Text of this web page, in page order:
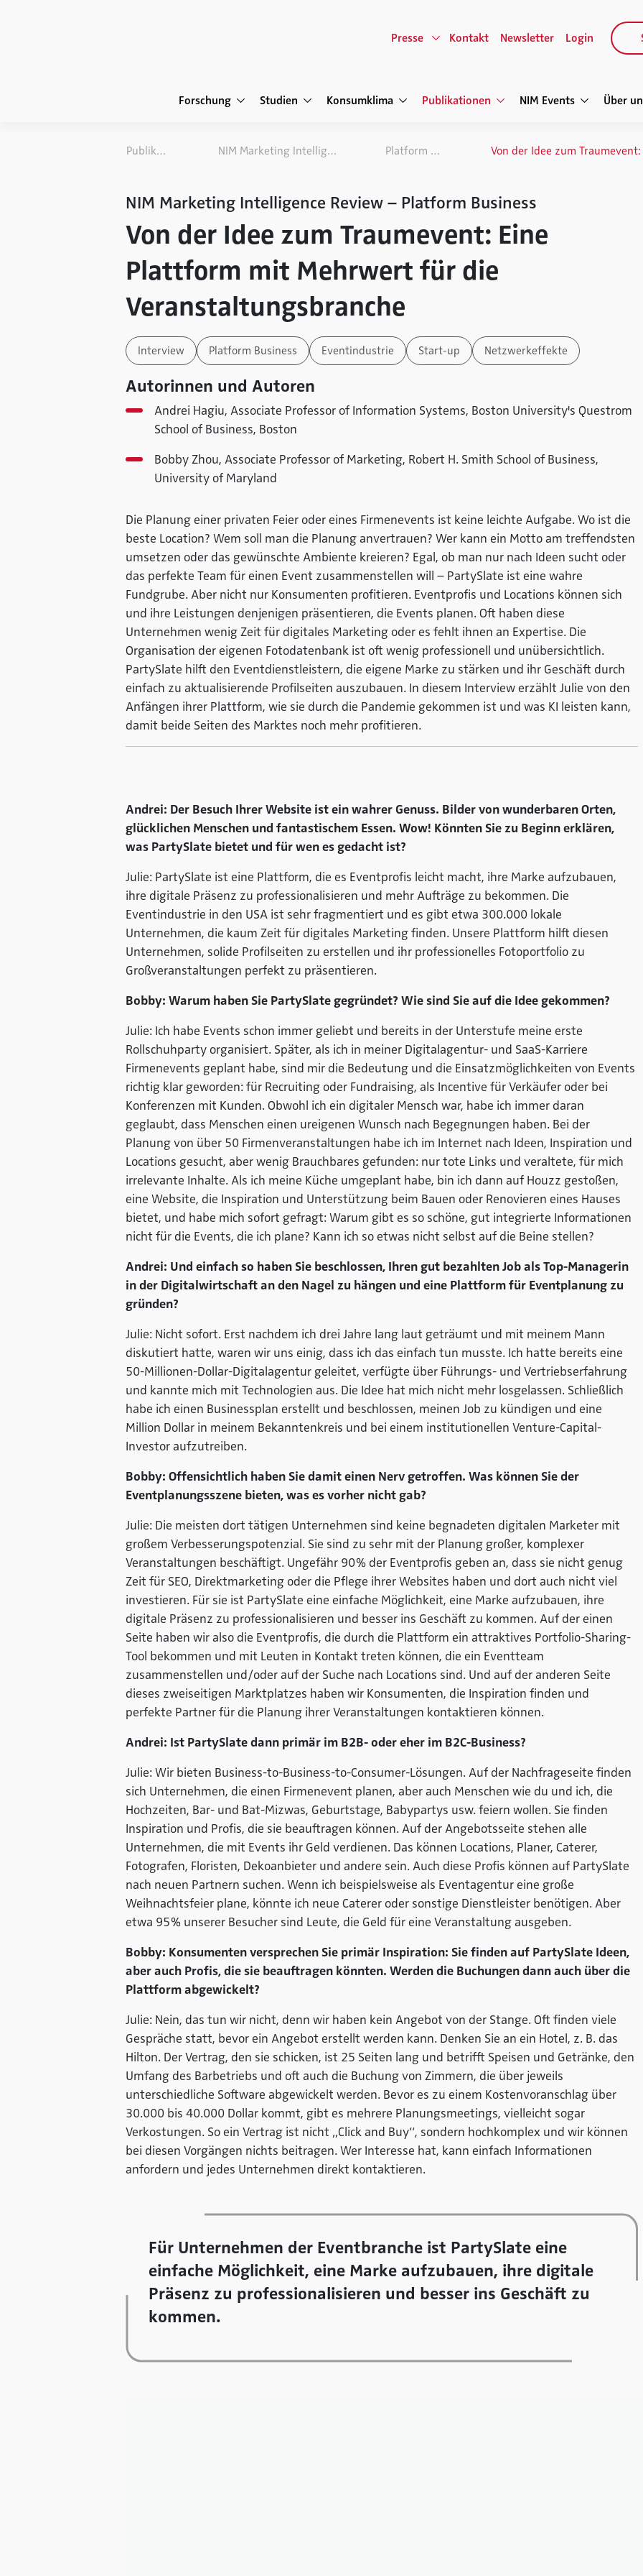
Forschung Studien Konsumklima Publikationen NIM Events Über
Presse Kontakt Newsletter Login
Publikationen NIM Marketing Intelligence Review Platform Business
NIM Marketing Intelligence Review – Platform Business
Von der Idee zum Traumevent: Eine
Plattform mit Mehrwert für die
Veranstaltungsbranche
Interview Platform Business Eventindustrie Start-up Netzwerkeffekte
Autorinnen und Autoren
Andrei Hagiu, Associate Professor of Information Systems, Boston University's Questrom
School of Business, Boston
Bobby Zhou, Associate Professor of Marketing, Robert H. Smith School of Business,
University of Maryland
Die Planung einer privaten Feier oder eines Firmenevents ist keine leichte Aufgabe. Wo ist die
beste Location? Wem soll man die Planung anvertrauen? Wer kann ein Motto am treffendsten
umsetzen oder das gewünschte Ambiente kreieren? Egal, ob man nur nach Ideen sucht oder
das perfekte Team für einen Event zusammenstellen will – PartySlate ist eine wahre
Fundgrube. Aber nicht nur Konsumenten profitieren. Eventprofis und Locations können sich
und ihre Leistungen denjenigen präsentieren, die Events planen. Oft haben diese
Unternehmen wenig Zeit für digitales Marketing oder es fehlt ihnen an Expertise. Die
Organisation der eigenen Fotodatenbank ist oft wenig professionell und unübersichtlich.
PartySlate hilft den Eventdienstleistern, die eigene Marke zu stärken und ihr Geschäft durch
einfach zu aktualisierende Profilseiten auszubauen. In diesem Interview erzählt Julie von den
Anfängen ihrer Plattform, wie sie durch die Pandemie gekommen ist und was KI leisten kann,
damit beide Seiten des Marktes noch mehr profitieren.
Andrei: Der Besuch Ihrer Website ist ein wahrer Genuss. Bilder von wunderbaren Orten,
glücklichen Menschen und fantastischem Essen. Wow! Könnten Sie zu Beginn erklären,
was PartySlate bietet und für wen es gedacht ist?
Julie: PartySlate ist eine Plattform, die es Eventprofis leicht macht, ihre Marke aufzubauen,
ihre digitale Präsenz zu professionalisieren und mehr Aufträge zu bekommen. Die
Eventindustrie in den USA ist sehr fragmentiert und es gibt etwa 300.000 lokale
Unternehmen, die kaum Zeit für digitales Marketing finden. Unsere Plattform hilft diesen
Unternehmen, solide Profilseiten zu erstellen und ihr professionelles Fotoportfolio zu
Großveranstaltungen perfekt zu präsentieren.
Bobby: Warum haben Sie PartySlate gegründet? Wie sind Sie auf die Idee gekommen?
Julie: Ich habe Events schon immer geliebt und bereits in der Unterstufe meine erste
Rollschuhparty organisiert. Später, als ich in meiner Digitalagentur- und SaaS-Karriere
Firmenevents geplant habe, sind mir die Bedeutung und die Einsatzmöglichkeiten von Events
richtig klar geworden: für Recruiting oder Fundraising, als Incentive für Verkäufer oder bei
Konferenzen mit Kunden. Obwohl ich ein digitaler Mensch war, habe ich immer daran
geglaubt, dass Menschen einen ureigenen Wunsch nach Begegnungen haben. Bei der
Planung von über 50 Firmenveranstaltungen habe ich im Internet nach Ideen, Inspiration und
Locations gesucht, aber wenig Brauchbares gefunden: nur tote Links und veraltete, für mich
irrelevante Inhalte. Als ich meine Küche umgeplant habe, bin ich dann auf Houzz gestoßen,
eine Website, die Inspiration und Unterstützung beim Bauen oder Renovieren eines Hauses
bietet, und habe mich sofort gefragt: Warum gibt es so schöne, gut integrierte Informationen
nicht für die Events, die ich plane? Kann ich so etwas nicht selbst auf die Beine stellen?
Andrei: Und einfach so haben Sie beschlossen, Ihren gut bezahlten Job als Top-Managerin
in der Digitalwirtschaft an den Nagel zu hängen und eine Plattform für Eventplanung zu
gründen?
Julie: Nicht sofort. Erst nachdem ich drei Jahre lang laut geträumt und mit meinem Mann
diskutiert hatte, waren wir uns einig, dass ich das einfach tun musste. Ich hatte bereits eine
50-Millionen-Dollar-Digitalagentur geleitet, verfügte über Führungs- und Vertriebserfahrung
und kannte mich mit Technologien aus. Die Idee hat mich nicht mehr losgelassen. Schließlich
habe ich einen Businessplan erstellt und beschlossen, meinen Job zu kündigen und eine
Million Dollar in meinem Bekanntenkreis und bei einem institutionellen Venture-Capital-
Investor aufzutreiben.
Bobby: Offensichtlich haben Sie damit einen Nerv getroffen. Was können Sie der
Eventplanungsszene bieten, was es vorher nicht gab?
Julie: Die meisten dort tätigen Unternehmen sind keine begnadeten digitalen Marketer mit
großem Verbesserungspotenzial. Sie sind zu sehr mit der Planung großer, komplexer
Veranstaltungen beschäftigt. Ungefähr 90 % der Eventprofis geben an, dass sie nicht genug
Zeit für SEO, Direktmarketing oder die Pflege ihrer Websites haben und dort auch nicht viel
investieren. Für sie ist PartySlate eine einfache Möglichkeit, eine Marke aufzubauen, ihre
digitale Präsenz zu professionalisieren und besser ins Geschäft zu kommen. Auf der einen
Seite haben wir also die Eventprofis, die durch die Plattform ein attraktives Portfolio-Sharing-
Tool bekommen und mit Leuten in Kontakt treten können, die ein Eventteam
zusammenstellen und/oder auf der Suche nach Locations sind. Und auf der anderen Seite
dieses zweiseitigen Marktplatzes haben wir Konsumenten, die Inspiration finden und
perfekte Partner für die Planung ihrer Veranstaltungen kontaktieren können.
Andrei: Ist PartySlate dann primär im B2B- oder eher im B2C-Business?
Julie: Wir bieten Business-to-Business-to-Consumer-Lösungen. Auf der Nachfrageseite finden
sich Unternehmen, die einen Firmenevent planen, aber auch Menschen wie du und ich, die
Hochzeiten, Bar- und Bat-Mizwas, Geburtstage, Babypartys usw. feiern wollen. Sie finden
Inspiration und Profis, die sie beauftragen können. Auf der Angebotsseite stehen alle
Unternehmen, die mit Events ihr Geld verdienen. Das können Locations, Planer, Caterer,
Fotografen, Floristen, Dekoanbieter und andere sein. Auch diese Profis können auf PartySlate
nach neuen Partnern suchen. Wenn ich beispielsweise als Eventagentur eine große
Weihnachtsfeier plane, könnte ich neue Caterer oder sonstige Dienstleister benötigen. Aber
etwa 95 % unserer Besucher sind Leute, die Geld für eine Veranstaltung ausgeben.
Bobby: Konsumenten versprechen Sie primär Inspiration: Sie finden auf PartySlate Ideen,
aber auch Profis, die sie beauftragen könnten. Werden die Buchungen dann auch über die
Plattform abgewickelt?
Julie: Nein, das tun wir nicht, denn wir haben kein Angebot von der Stange. Oft finden viele
Gespräche statt, bevor ein Angebot erstellt werden kann. Denken Sie an ein Hotel, z. B. das
Hilton. Der Vertrag, den sie schicken, ist 25 Seiten lang und betrifft Speisen und Getränke, den
Umfang des Barbetriebs und oft auch die Buchung von Zimmern, die über jeweils
unterschiedliche Software abgewickelt werden. Bevor es zu einem Kostenvoranschlag über
30.000 bis 40.000 Dollar kommt, gibt es mehrere Planungsmeetings, vielleicht sogar
Verkostungen. So ein Vertrag ist nicht „Click and Buy“, sondern hochkomplex und wir können
bei diesen Vorgängen nichts beitragen. Wer Interesse hat, kann einfach Informationen
anfordern und jedes Unternehmen direkt kontaktieren.
Für Unternehmen der Eventbranche ist PartySlate eine
einfache Möglichkeit, eine Marke aufzubauen, ihre digitale
Präsenz zu professionalisieren und besser ins Geschäft zu
kommen.